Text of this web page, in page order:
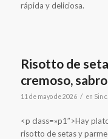
rápida y deliciosa.
Risotto de
cremoso,
11 de mayo de 2026 / en Sin
<p class=»p1″>Hay
risotto de setas y